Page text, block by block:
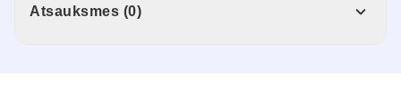
Atsauksmes (0)